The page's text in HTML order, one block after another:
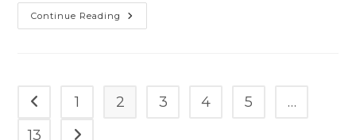
Continue Reading Sewa
Mobil
Mulai
100k
Go to the previous page
1 2 3 4 5
…
13
Go to the next page